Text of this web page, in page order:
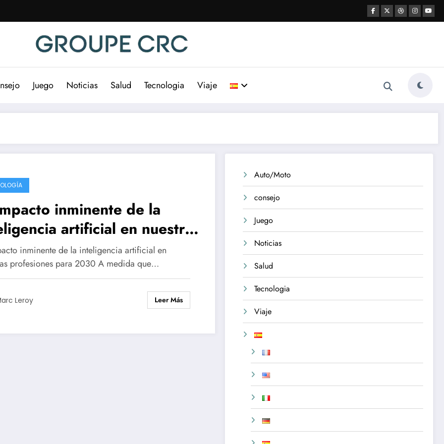
Juego Noticias Salud Tecnologia Viaje
inminente de la
artificial en nuestras
en 2030:
de un estudio del
Global Institute para
de l’Entreprise
inminente de la inteligencia artificial en
profesiones para 2030 A medida que…
Leroy Leer Más
Auto/Moto
consejo
Juego
Noticias
Salud
Tecnologia
Viaje